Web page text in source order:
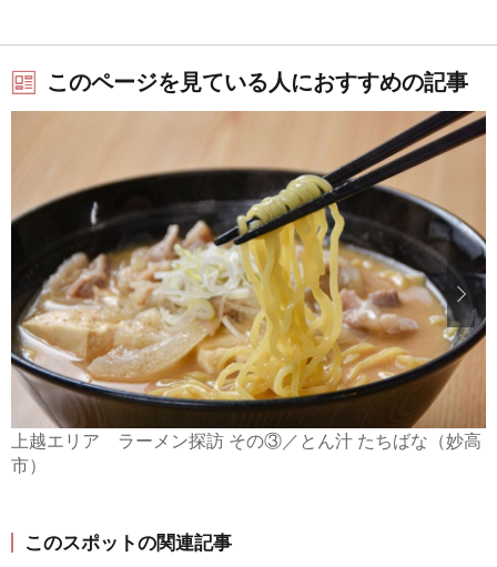
このページを見ている人におすすめの記事
上越エリア ラーメン探訪 その③／とん汁 たちばな（妙高
市）
このスポットの関連記事